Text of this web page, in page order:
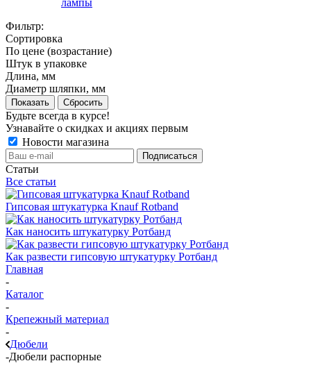
лампы
Фильтр:
Сортировка
По цене (возрастание)
Штук в упаковке
Длина, мм
Диаметр шляпки, мм
Показать Сбросить
Будьте всегда в курсе!
Узнавайте о скидках и акциях первым
Новости магазина
Статьи
Все статьи
Гипсовая штукатурка Knauf Rotband
Как наносить штукатурку Ротбанд
Как развести гипсовую штукатурку Ротбанд
Главная
-
Каталог
-
Крепежный материал
-
Дюбели
-Дюбели распорные